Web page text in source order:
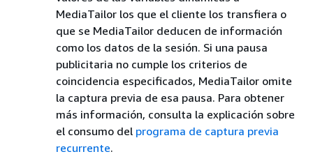
MediaTailor los que el cliente los transfiera o
que se MediaTailor deducen de información
como los datos de la sesión. Si una pausa
publicitaria no cumple los criterios de
coincidencia especificados, MediaTailor omite
la captura previa de esa pausa. Para obtener
más información, consulta la explicación sobre
el consumo del programa de captura previa
recurrente.